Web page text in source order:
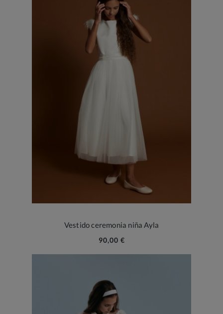
Vestido ceremonia niña Ayla
90,00 €